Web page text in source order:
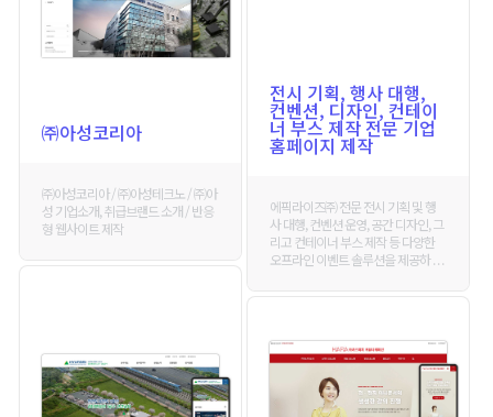
전시 기획, 행사 대행,
컨벤션, 디자인, 컨테이
너 부스 제작 전문 기업
홈페이지 제작
에픽라이즈㈜ 전문 전시 기획 및 행
사 대행, 컨벤션 운영, 공간 디자인, 그
리고 컨테이너 부스 제작 등 다양한
오프라인 이벤트 솔루션을 제공하 . . .
㈜아성코리아
㈜아성코리아 / ㈜아성테크노 / ㈜아
성 기업소개, 취급브랜드 소개 / 반응
형 웹사이트 제작